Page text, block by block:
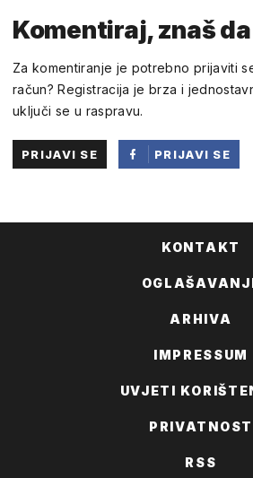
Komentiraj, znaš
Za komentiranje je potrebno prijaviti
račun? Registracija je brza i
uključi se u raspravu.
PRIJAVI SE
PRIJAVI SE
KONTAKT
ARHIVA
IMPRESSUM
UVJETI
PRIVATNOST
RSS